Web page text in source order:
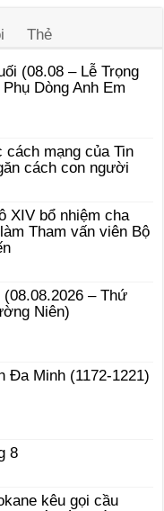
Thẻ
(08.08 – Lễ Trọng
Dòng Anh Em
cách mạng của Tin
cách con người
XIV bổ nhiệm cha
Tham vấn viên Bộ
– Thứ
Niên)
Ða Minh (1172-1221)
8
kêu gọi cầu